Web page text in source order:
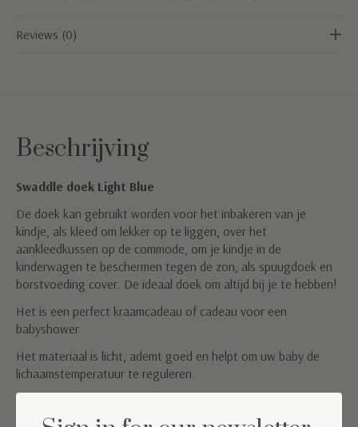
Reviews (0)
Beschrijving
Swaddle doek Light Blue
De doek kan gebruikt worden voor het inbakeren van je
kindje, als kleed om lekker op te liggen, over het
aankleedkussen op de commode, om je kindje in de
kinderwagen te beschermen tegen de zon, als spuugdoek en
borstvoeding cover. De ideaal doek om altijd bij je te hebben!
Het is een perfect kraamcadeau of cadeau voor een
babyshower
Het materiaal is licht, ademt goed en helpt om uw baby de
lichaamstemperatuur te reguleren.
Materiaal: 100% katoen